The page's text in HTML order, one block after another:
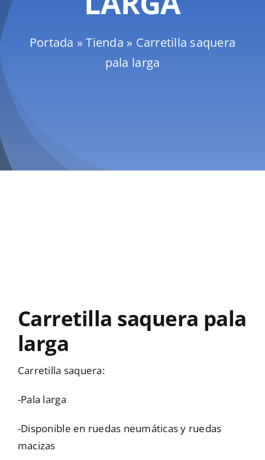
Portada »Tienda » Carretilla saquera
pala larga
Carretilla saquera pala
larga
Carretilla saquera:
-Pala larga
-Disponible en ruedas neumáticas y ruedas
macizas